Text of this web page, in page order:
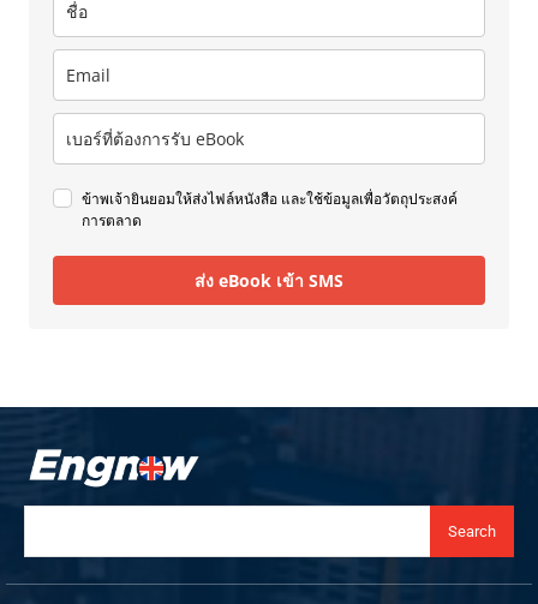
ข้าพเจ้ายินยอมให้ส่งไฟล์หนังสือ และใช้ข้อมูลเพื่อวัตถุประสงค์
การตลาด
ส่ง eBook เข้า SMS
Search